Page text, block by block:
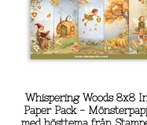
Whispering Woods 8x8
Paper Pack -